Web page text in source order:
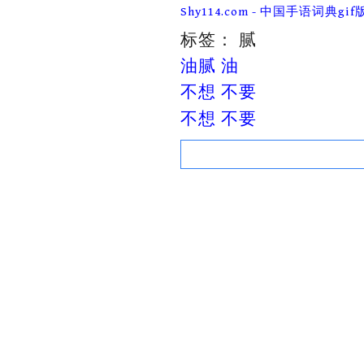
Skip
content
Shy114.com - 中国手语词典gif
标签： 腻
油腻 油
不想 不要
不想 不要
Search